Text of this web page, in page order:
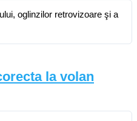
oglinzilor retrovizoare şi a
la volan